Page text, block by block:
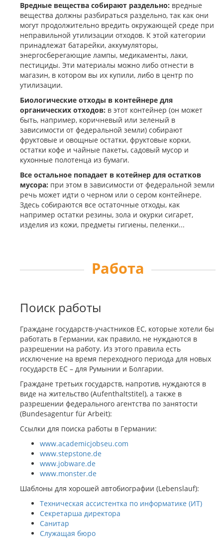
Вредные вещества собирают раздельно: вредные
вещества должны разбираться раздельно, так как они
могут продолжительно вредить окружающей среде при
неправильной утилизации отходов. К этой категории
принадлежат батарейки, аккумуляторы,
энергосберегающие лампы, медикаменты, лаки,
пестициды. Эти материалы можно либо отнести в
магазин, в котором вы их купили, либо в центр по
утилизации.
Биологические отходы в контейнере для
органических отходов: в этот контейнер (он может
быть, например, коричневый или зеленый в
зависимости от федеральной земли) собирают
фруктовые и овощные остатки, фруктовые корки,
остатки кофе и чайные пакеты, садовый мусор и
кухонные полотенца из бумаги.
Все остальное попадает в котейнер для остатков
мусора: при этом в зависимости от федеральной земли
речь может идти о черном или о сером контейнере.
Здесь собираются все остаточные отходы, как
например остатки резины, зола и окурки сигарет,
изделия из кожи, предметы гигиены, пеленки...
Работа
Поиск работы
Граждане государств-участников ЕС, которые хотели бы
работать в Германии, как правило, не нуждаются в
разрешении на работу. Из этого правила есть
исключение на время переходного периода для новых
государств ЕС – для Румынии и Болгарии.
Граждане третьих государств, напротив, нуждаются в
виде на жительство (Aufenthaltstitel), а также в
разрешении федерального агентства по занятости
(Bundesagentur für Arbeit):
Ссылки для поиска работы в Германии:
www.academicjobseu.com
www.stepstone.de
www.jobware.de
www.monster.de
Шаблоны для хорошей автобиографии (Lebenslauf):
Техническая ассистентка по информатике (ИТ)
Секретарша директора
Санитар
Служащая бюро